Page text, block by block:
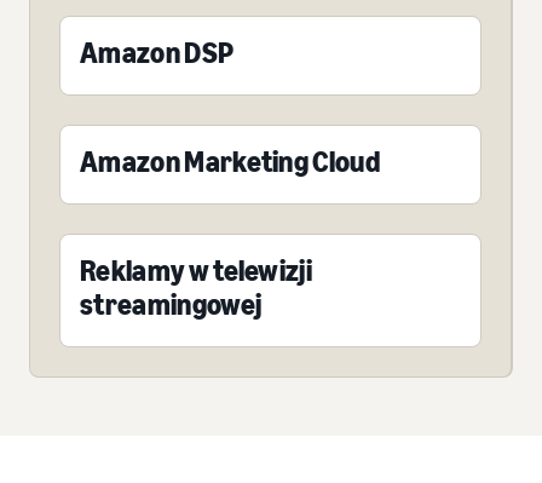
Amazon DSP
Amazon Marketing Cloud
Reklamy w telewizji
streamingowej